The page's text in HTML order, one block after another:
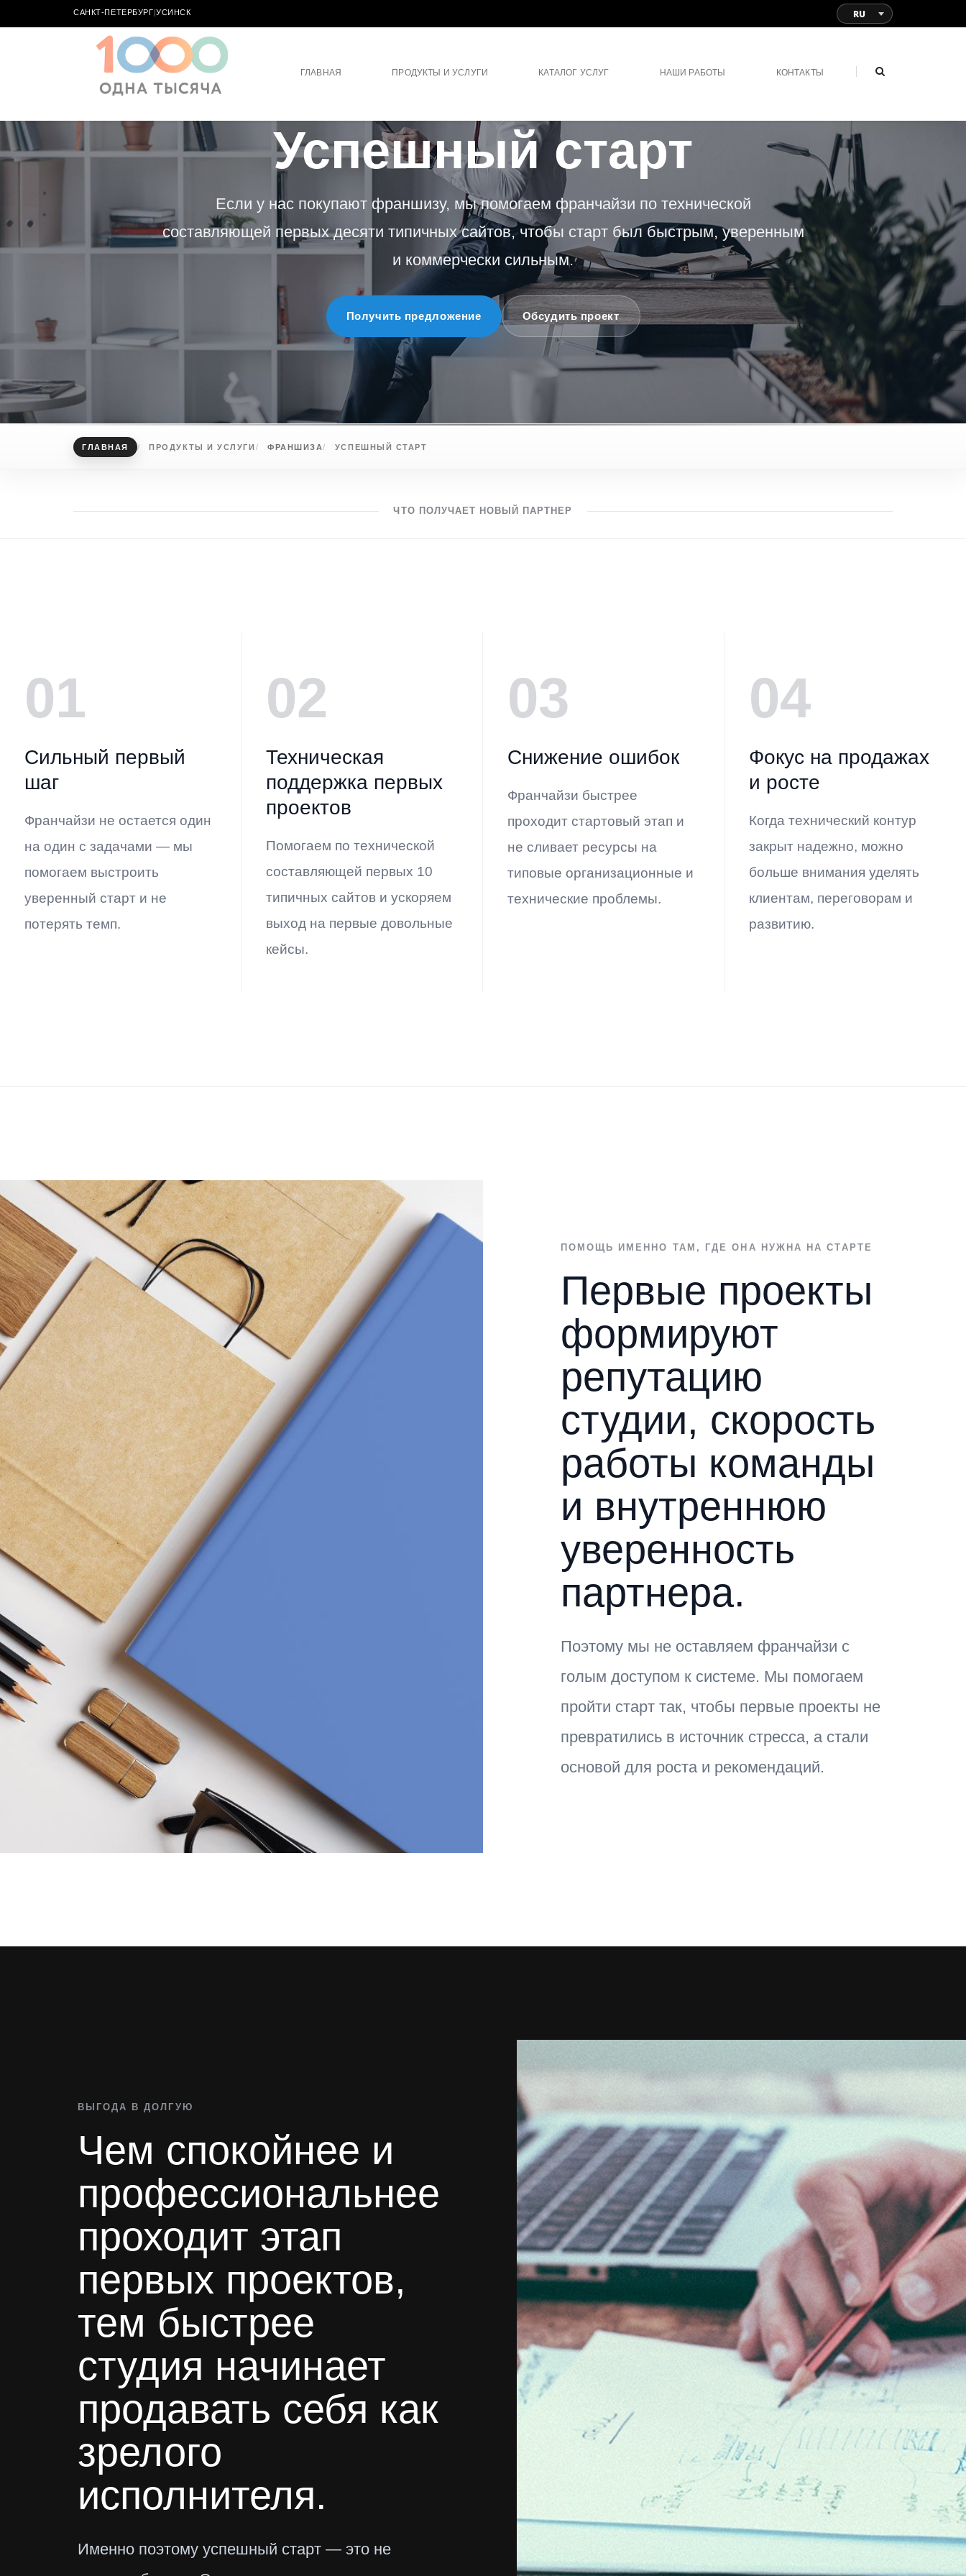
САНКТ-ПЕТЕРБУРГ|УСИНСК RU
ГЛАВНАЯ ПРОДУКТЫ И УСЛУГИ КАТАЛОГ УСЛУГ НАШИ РАБОТЫ КОНТАКТЫ
Успешный старт
Если у нас покупают франшизу, мы помогаем франчайзи по технической
составляющей первых десяти типичных сайтов, чтобы старт был быстрым, уверенным
и коммерчески сильным.
Получить предложение Обсудить проект
ГЛАВНАЯ ПРОДУКТЫ И УСЛУГИ ФРАНШИЗА УСПЕШНЫЙ СТАРТ
ЧТО ПОЛУЧАЕТ НОВЫЙ ПАРТНЕР
01
Сильный первый
шаг
Франчайзи не остается один
на один с задачами — мы
помогаем выстроить
уверенный старт и не
потерять темп.
02
Техническая
поддержка первых
проектов
Помогаем по технической
составляющей первых 10
типичных сайтов и ускоряем
выход на первые довольные
кейсы.
03
Снижение ошибок
Франчайзи быстрее
проходит стартовый этап и
не сливает ресурсы на
типовые организационные и
технические проблемы.
04
Фокус на продажах
и росте
Когда технический контур
закрыт надежно, можно
больше внимания уделять
клиентам, переговорам и
развитию.
ПОМОЩЬ ИМЕННО ТАМ, ГДЕ ОНА НУЖНА НА СТАРТЕ
Первые проекты
формируют
репутацию
студии, скорость
работы команды
и внутреннюю
уверенность
партнера.
Поэтому мы не оставляем франчайзи с
голым доступом к системе. Мы помогаем
пройти старт так, чтобы первые проекты не
превратились в источник стресса, а стали
основой для роста и рекомендаций.
ВЫГОДА В ДОЛГУЮ
Чем спокойнее и
профессиональнее
проходит этап
первых проектов,
тем быстрее
студия начинает
продавать себя как
зрелого
исполнителя.
Именно поэтому успешный старт — это не